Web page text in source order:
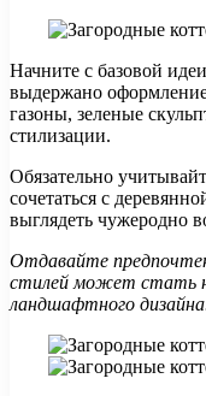
Начните с базовой
выдержано
газоны, зеленые
стилизации.
Обязательно
сочетаться с
выглядеть чужеродно
Отдавайте
стилей может стать
ландшафтного